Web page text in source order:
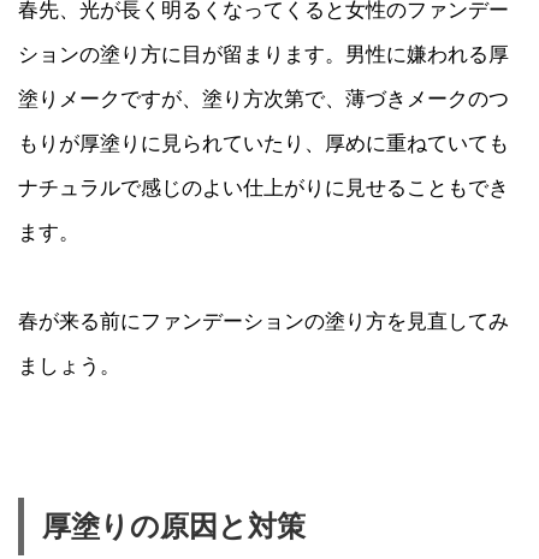
春先、光が長く明るくなってくると女性のファンデー
ションの塗り方に目が留まります。男性に嫌われる厚
塗りメークですが、塗り方次第で、薄づきメークのつ
もりが厚塗りに見られていたり、厚めに重ねていても
ナチュラルで感じのよい仕上がりに見せることもでき
ます。
春が来る前にファンデーションの塗り方を見直してみ
ましょう。
厚塗りの原因と対策